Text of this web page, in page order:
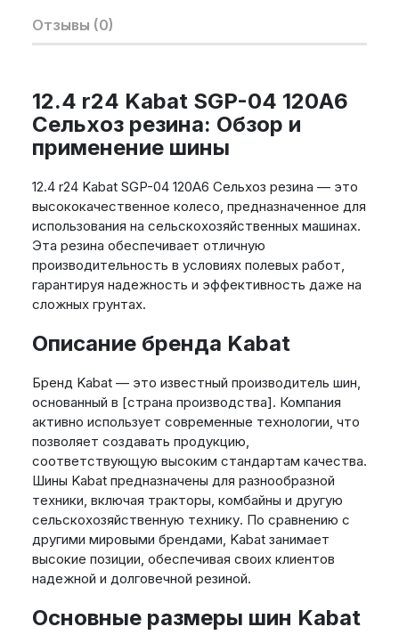
Отзывы (0)
12.4 r24 Kabat SGP-04 120A6
Сельхоз резина: Обзор и
применение шины
12.4 r24 Kabat SGP-04 120A6 Сельхоз резина — это
высококачественное колесо, предназначенное для
использования на сельскохозяйственных машинах.
Эта резина обеспечивает отличную
производительность в условиях полевых работ,
гарантируя надежность и эффективность даже на
сложных грунтах.
Описание бренда Kabat
Бренд Kabat — это известный производитель шин,
основанный в [страна производства]. Компания
активно использует современные технологии, что
позволяет создавать продукцию,
соответствующую высоким стандартам качества.
Шины Kabat предназначены для разнообразной
техники, включая тракторы, комбайны и другую
сельскохозяйственную технику. По сравнению с
другими мировыми брендами, Kabat занимает
высокие позиции, обеспечивая своих клиентов
надежной и долговечной резиной.
Основные размеры шин Kabat